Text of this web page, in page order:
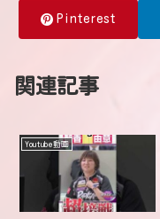
Pinterest
関連記事
Youtube動画